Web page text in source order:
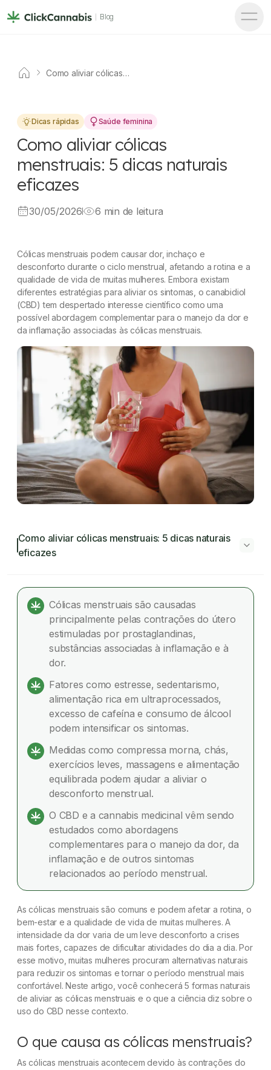
Blog
Como aliviar cólicas
Dicas rápidas Saúde feminina
Como aliviar cólicas
menstruais: 5 dicas naturais
eficazes
30/05/2026 6 min de leitura
Cólicas menstruais podem causar dor, inchaço e
desconforto durante o ciclo menstrual, afetando a rotina e a
qualidade de vida de muitas mulheres. Embora existam
diferentes estratégias para aliviar os sintomas, o canabidiol
(CBD) tem despertado interesse científico como uma
possível abordagem complementar para o manejo da dor e
da inflamação associadas às cólicas menstruais.
Como aliviar cólicas menstruais: 5 dicas naturais
eficazes
Como aliviar cólicas menstruais: 5 dicas
naturais eficazes
O que causa as cólicas menstruais?
O que piora as cólicas menstruais?
Como aliviar cólicas menstruais naturalmente?
Resumo das principais formas de aliviar cólicas
menstruais naturalmente
O CBD pode ajudar nas cólicas menstruais?
Como o CBD pode atuar nas cólicas menstruais?
Quando a cólica menstrual deixa de ser normal?
Conclusão
Dúvidas frequentes
Cólicas menstruais são causadas
principalmente pelas contrações do útero
estimuladas por prostaglandinas,
substâncias associadas à inflamação e à
dor.
Fatores como estresse, sedentarismo,
alimentação rica em ultraprocessados,
excesso de cafeína e consumo de álcool
podem intensificar os sintomas.
Medidas como compressa morna, chás,
exercícios leves, massagens e alimentação
equilibrada podem ajudar a aliviar o
desconforto menstrual.
O CBD e a cannabis medicinal vêm sendo
estudados como abordagens
complementares para o manejo da dor, da
inflamação e de outros sintomas
relacionados ao período menstrual.
As cólicas menstruais são comuns e podem afetar a rotina, o
bem-estar e a qualidade de vida de muitas mulheres. A
intensidade da dor varia de um leve desconforto a crises
mais fortes, capazes de dificultar atividades do dia a dia. Por
esse motivo, muitas mulheres procuram alternativas naturais
para reduzir os sintomas e tornar o período menstrual mais
confortável. Neste artigo, você conhecerá 5 formas naturais
de aliviar as cólicas menstruais e o que a ciência diz sobre o
uso do CBD nesse contexto.
O que causa as cólicas menstruais?
As cólicas menstruais acontecem devido às contrações do